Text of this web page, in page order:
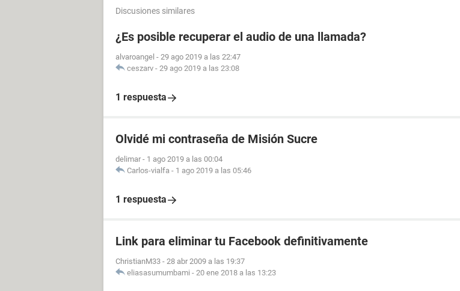
Discusiones similares
¿Es posible recuperar el audio de una llamada?
alvaroangel - 29 ago 2019 a las 22:47
ceszarv - 29 ago 2019 a las 23:08
1 respuesta
Olvidé mi contraseña de Misión Sucre
delimar - 1 ago 2019 a las 00:04
Carlos-vialfa - 1 ago 2019 a las 05:46
1 respuesta
Link para eliminar tu Facebook definitivamente
ChristianM33 - 28 abr 2009 a las 19:37
eliasasumumbami - 20 ene 2018 a las 13:23